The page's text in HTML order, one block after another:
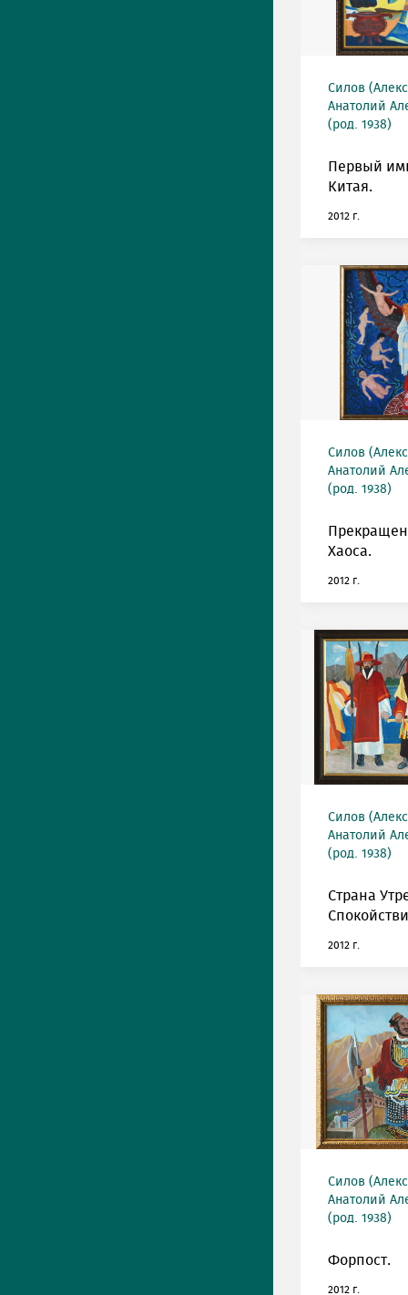
Силов
Анатолий
(род. 1938)
Первый
Китая.
2012 г.
Силов
Анатолий
(род. 1938)
Хаоса.
2012 г.
Силов
Анатолий
(род. 1938)
Страна
2012 г.
Силов
Анатолий
(род. 1938)
Форпост.
2012 г.